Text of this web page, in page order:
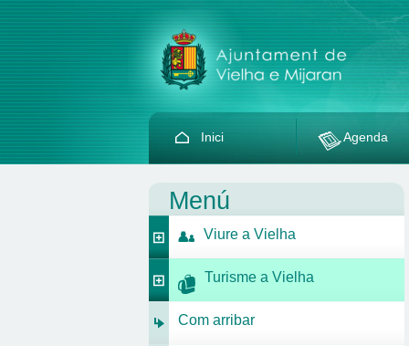
Inici Agenda
Menú
Viure a Vielha
Turisme a Vielha
Com arribar